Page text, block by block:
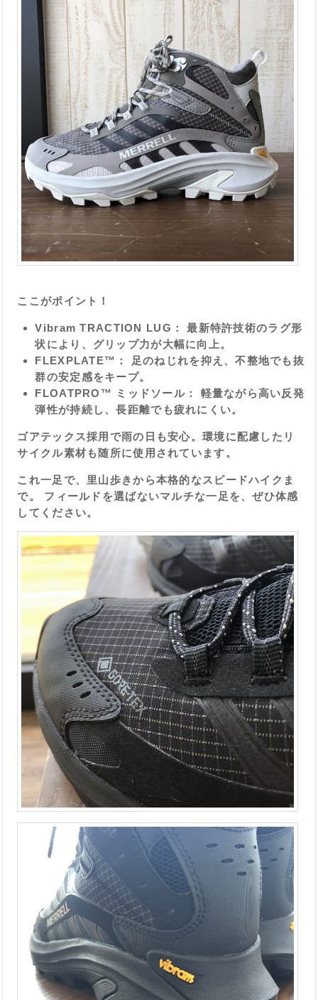
ここがポイント！
Vibram TRACTION LUG： 最新特許技術のラグ形
状により、グリップ力が大幅に向上。
FLEXPLATE™： 足のねじれを抑え、不整地でも抜
群の安定感をキープ。
FLOATPRO™ ミッドソール： 軽量ながら高い反発
弾性が持続し、長距離でも疲れにくい。
ゴアテックス採用で雨の日も安心。環境に配慮したリ
サイクル素材も随所に使用されています。
これ一足で、里山歩きから本格的なスピードハイクま
で。 フィールドを選ばないマルチな一足を、ぜひ体感
してください。